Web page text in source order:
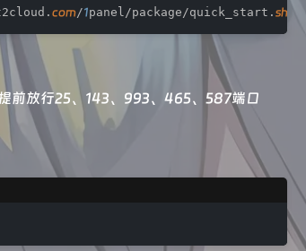
com/1panel/package/quick_start. sh
前放行25、143、993、465、587端口